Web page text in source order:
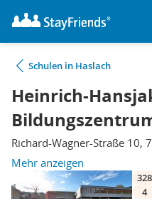
Schulen in Haslach
Heinrich-
Richard-Wagner-Straße 10,
Mehr anzeigen
328
4